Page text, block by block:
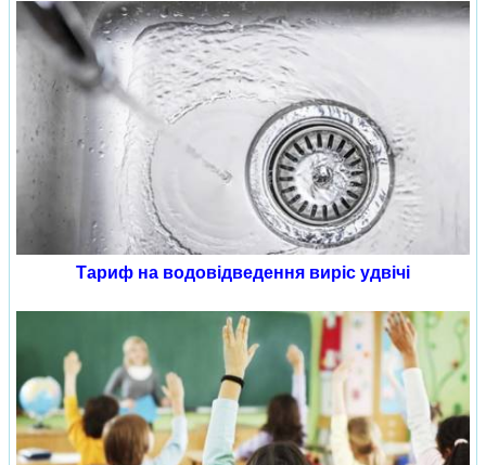
Тариф на водовідведення виріс удвічі